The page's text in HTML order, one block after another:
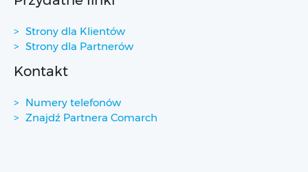
Strony dla Klientów
Strony dla Partnerów
Kontakt
Numery telefonów
Znajdź Partnera Comarch